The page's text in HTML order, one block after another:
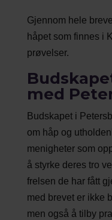
Gjennom hele
håpet som finnes i
prøvelser.
med
Budskapet i
om håp og
menigheter som
å styrke deres tro
frelsen de har fått
med brevet er ikke
men også å tilby